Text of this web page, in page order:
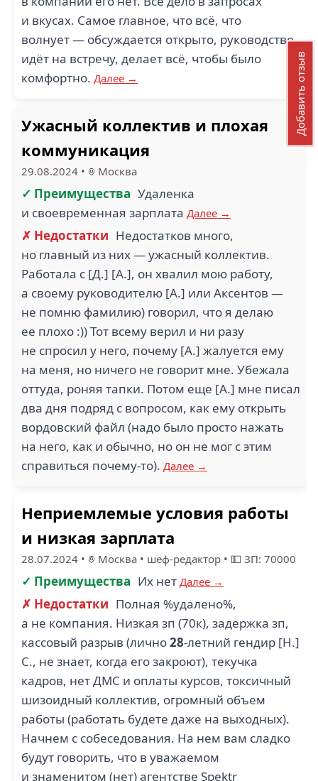
и вкусах. Самое главное, что всё, что
волнует — обсуждается открыто, руководство
идёт на встречу, делает всё, чтобы было
комфортно. Далее →
Ужасный коллектив и плохая
коммуникация
29.08.2024 • Москва
✓ Преимущества Удаленка
и своевременная зарплата Далее →
✗ Недостатки Недостатков много,
но главный из них — ужасный коллектив.
Работала с [Д.] [А.], он хвалил мою работу,
а своему руководителю [А.] или Аксентов —
не помню фамилию) говорил, что я делаю
ее плохо :)) Тот всему верил и ни разу
не спросил у него, почему [А.] жалуется ему
на меня, но ничего не говорит мне. Убежала
оттуда, роняя тапки. Потом еще [А.] мне писал
два дня подряд с вопросом, как ему открыть
вордовский файл (надо было просто нажать
на него, как и обычно, но он не мог с этим
справиться почему-то). Далее →
Неприемлемые условия работы
и низкая зарплата
28.07.2024 • Москва • шеф-редактор • 💵 ЗП: 70000
✓ Преимущества Их нет Далее →
✗ Недостатки Полная %удалено%,
а не компания. Низкая зп (70к), задержка зп,
кассовый разрыв (лично28-летний гендир [Н.]
С., не знает, когда его закроют), текучка
кадров, нет ДМС и оплаты курсов, токсичный
шизоидный коллектив, огромный объем
работы (работать будете даже на выходных).
Начнем с собеседования. На нем вам сладко
будут говорить, что в уважаемом
и знаменитом (нет) агентстве Spektr
Добавить отзыв